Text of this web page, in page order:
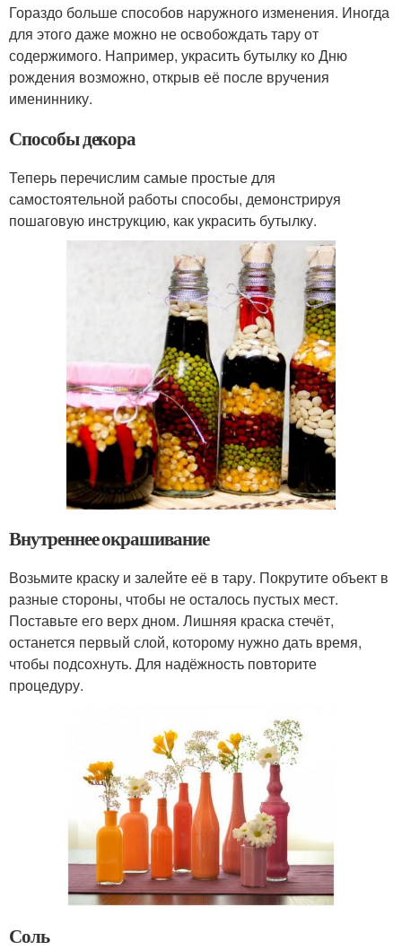
Гораздо больше способов наружного изменения. Иногда
для этого даже можно не освобождать тару от
содержимого. Например, украсить бутылку ко Дню
рождения возможно, открыв её после вручения
имениннику.
Способы декора
Теперь перечислим самые простые для
самостоятельной работы способы, демонстрируя
пошаговую инструкцию, как украсить бутылку.
Внутреннее окрашивание
Возьмите краску и залейте её в тару. Покрутите объект в
разные стороны, чтобы не осталось пустых мест.
Поставьте его верх дном. Лишняя краска стечёт,
останется первый слой, которому нужно дать время,
чтобы подсохнуть. Для надёжность повторите
процедуру.
Соль